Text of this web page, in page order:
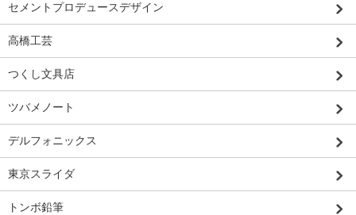
セメントプロデュースデザイン
高橋工芸
つくし文具店
ツバメノート
デルフォニックス
東京スライダ
トンボ鉛筆